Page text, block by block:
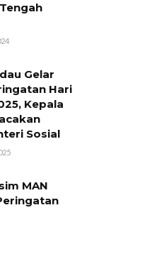
Gelar
Hari
Kepala
Sosial
MAN